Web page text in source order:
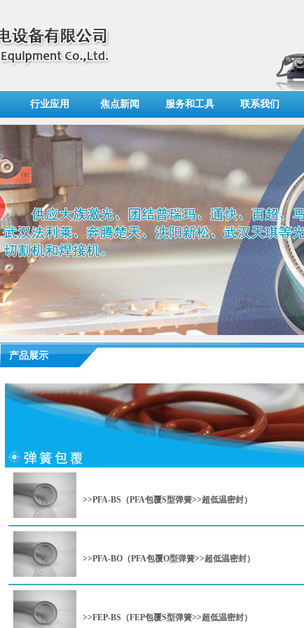
行业应用 焦点新闻 服务和工具 联系我们
产品展示
>>PFA-BS（PFA包覆S型弹簧>>超低温密封）
>>PFA-BO（PFA包覆O型弹簧>>超低温密封）
>>FEP-BS（FEP包覆S型弹簧>>超低温密封）